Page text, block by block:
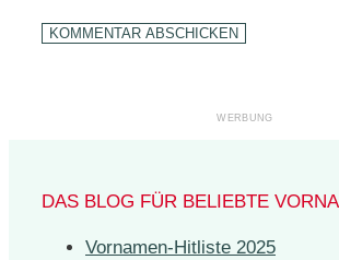
DAS BLOG FÜR BELIEBTE
Vornamen-Hitliste 2025